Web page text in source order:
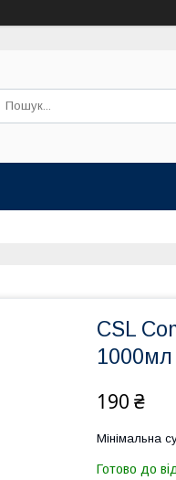
CSL
1000мл
190 ₴
Мінімальна
Готово до